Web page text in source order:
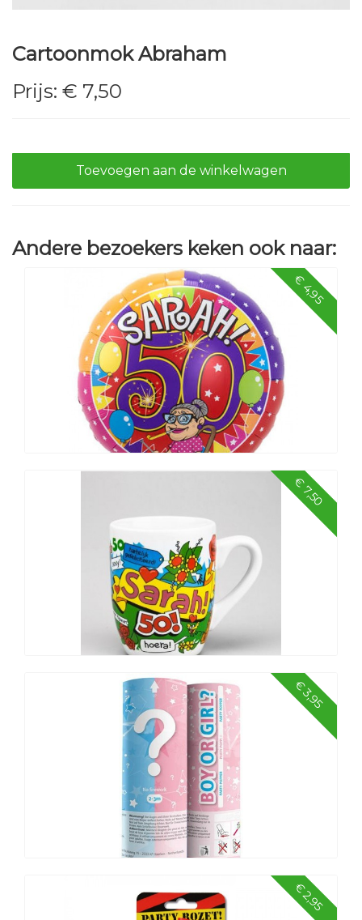
Cartoonmok Abraham
Prijs: € 7,50
Toevoegen aan de winkelwagen
Andere bezoekers keken ook naar:
€ 4,95
Sarah 50 jaar Knalfeest folieballon 43cm
€ 7,50
Cartoonmok Sarah
€ 3,95
€ 2,95